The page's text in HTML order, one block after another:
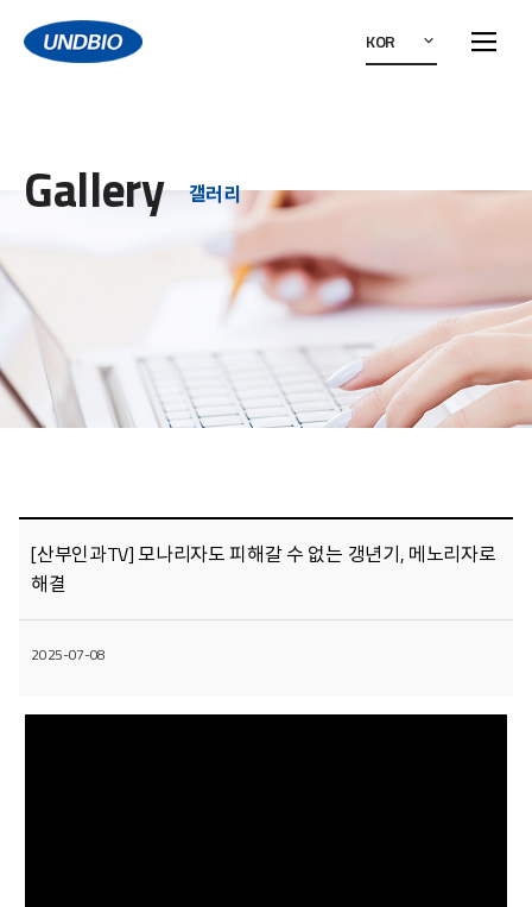
KOR
Gallery 갤러리
[산부인과TV] 모나리자도 피해갈 수 없는 갱년기, 메노리자로
해결
2025-07-08